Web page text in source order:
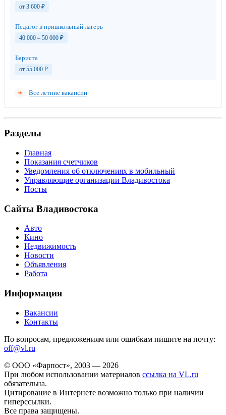
от 3 600 ₽
Педагог в пришкольный лагерь
40 000 – 50 000 ₽
Бариста
от 55 000 ₽
Все летние вакансии
Разделы
Главная
Показания счетчиков
Уведомления об отключениях в мобильный
Управляющие организации Владивостока
Посты
Сайты Владивостока
Авто
Кино
Недвижимость
Новости
Объявления
Работа
Информация
Вакансии
Контакты
По вопросам, предложениям или ошибкам пишите на почту:
off@vl.ru
© ООО «Фарпост», 2003 — 2026
При любом использовании материалов ссылка на VL.ru
обязательна.
Цитирование в Интернете возможно только при наличии
гиперссылки.
Все права защищены.